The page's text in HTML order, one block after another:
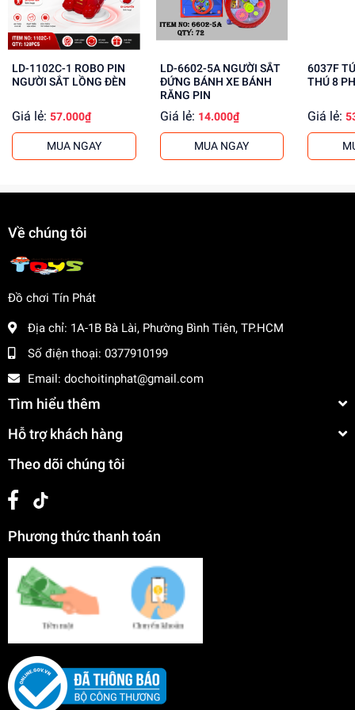
Rèn luyện kỹ năng phối hợp tay mắt
Tăng cường sự tự tin và sáng tạo
Mua ngay tạiDochoitinphat.com, chúng tôi cung cấp giá
sỉ cạnh tranh cho khách buôn. Liên hệ ngay để biết thêm
LD-1102C-1 ROBO PIN
NGƯỜI SẮT LỒNG ĐÈN
Giá lẻ: 57.000₫
MUA NGAY
LD-6602-5A NGƯỜI SẮT
ĐỨNG BÁNH XE BÁNH
RĂNG PIN
Giá lẻ: 14.000₫
MUA NGAY
6037F
THÚ 8
Giá lẻ:
Về chúng tôi
Đồ chơi Tín Phát
Địa chỉ: 1A-1B Bà Lài, Phường Bình Tiên, TP.HCM
Số điện thoại: 0377910199
Email: dochoitinphat@gmail.com
Tìm hiểu thêm
Hỗ trợ khách hàng
Theo dõi chúng tôi
Phương thức thanh toán